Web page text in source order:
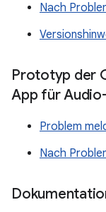
Nach
Prototyp der
App für
Problem
Nach